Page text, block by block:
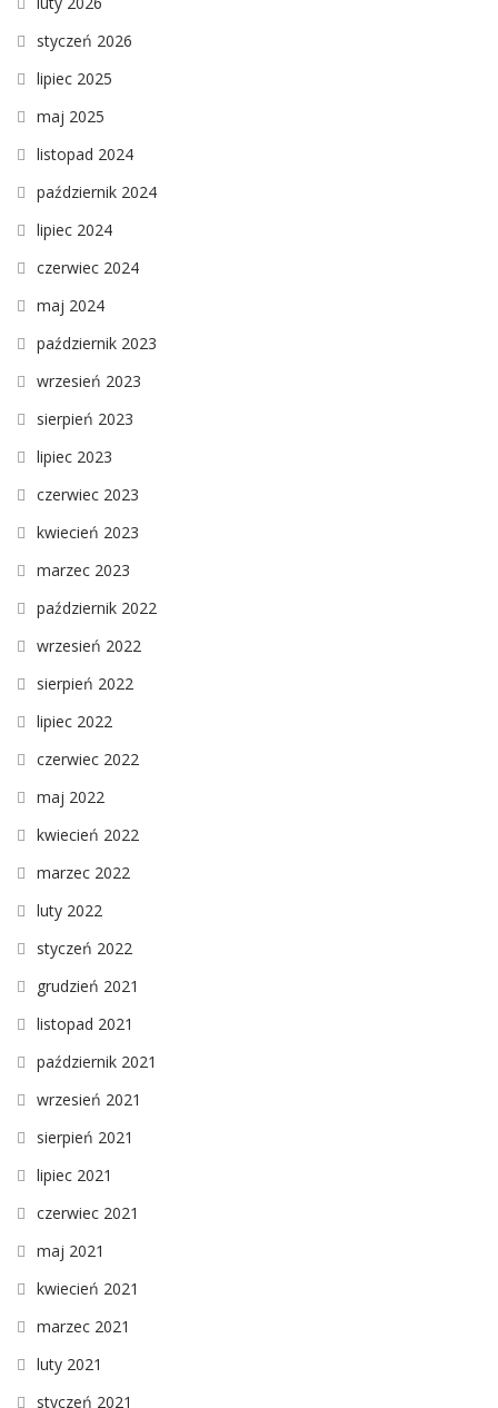
styczeń 2026
lipiec 2025
maj 2025
listopad 2024
październik 2024
lipiec 2024
czerwiec 2024
maj 2024
październik 2023
wrzesień 2023
sierpień 2023
lipiec 2023
czerwiec 2023
kwiecień 2023
marzec 2023
październik 2022
wrzesień 2022
sierpień 2022
lipiec 2022
czerwiec 2022
maj 2022
kwiecień 2022
marzec 2022
luty 2022
styczeń 2022
grudzień 2021
listopad 2021
październik 2021
wrzesień 2021
sierpień 2021
lipiec 2021
czerwiec 2021
maj 2021
kwiecień 2021
marzec 2021
luty 2021
styczeń 2021